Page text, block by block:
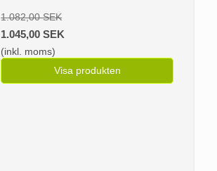
1.082,00 SEK
1.045,00 SEK
(inkl. moms)
Visa produkten